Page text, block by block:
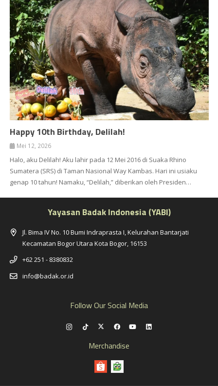
Happy 10th Birthday, Delilah!
Mei 12, 2026
Halo, aku Delilah! Aku lahir pada 12 Mei 2016 di Suaka Rhino
Sumatera (SRS) di Taman Nasional Way Kambas. Hari ini usiaku
genap 10 tahun! Namaku, “Delilah,” diberikan oleh Presiden…
Yayasan Badak Indonesia (YABI)
Jl. Bima IV No. 10 Bumi Indraprasta I, Kelurahan Bantarjati
Kecamatan Bogor Utara Kota Bogor, 16153
+62 251 - 8380832
info@badak.or.id
Follow Our Social Media
Merchandise